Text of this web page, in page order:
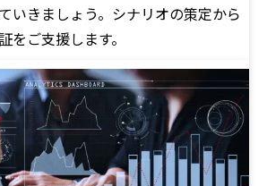
いきましょう。シナリオの策定から
をご支援します。